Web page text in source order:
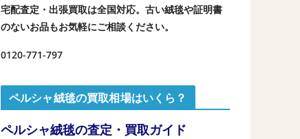
宅配査定・出張買取は全国対応。古い絨毯や証明書
のないお品もお気軽にご相談ください。
0120-771-797
ペルシャ絨毯の買取相場はいくら？
ペルシャ絨毯の査定・買取ガイド